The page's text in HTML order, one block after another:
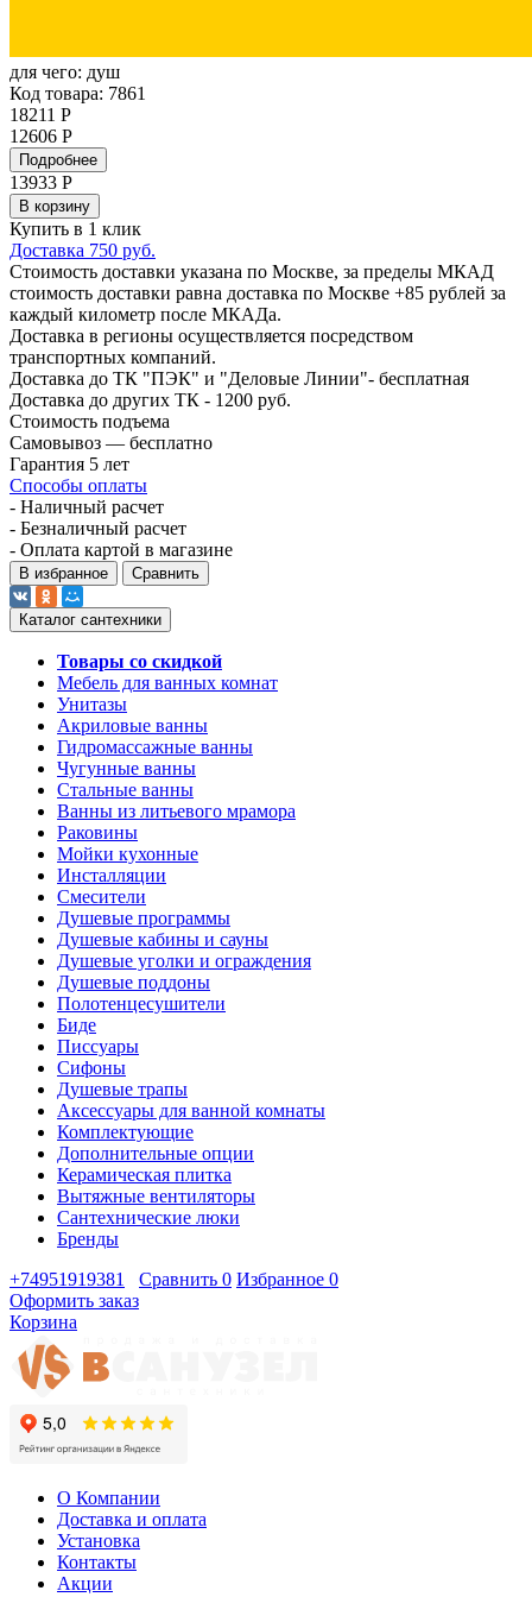
для чего: душ
Код товара: 7861
18211 Р
12606 Р
Подробнее
13933 Р
В корзину
Купить в 1 клик
Доставка 750 руб.
Стоимость доставки указана по Москве, за пределы МКАД
стоимость доставки равна доставка по Москве +85 рублей за
каждый километр после МКАДа.
Доставка в регионы осуществляется посредством
транспортных компаний.
Доставка до ТК "ПЭК" и "Деловые Линии"- бесплатная
Доставка до других ТК - 1200 руб.
Стоимость подъема
Самовывоз — бесплатно
Гарантия 5 лет
Способы оплаты
- Наличный расчет
- Безналичный расчет
- Оплата картой в магазине
В избранное Сравнить
Каталог сантехники
Товары со скидкой
Мебель для ванных комнат
Унитазы
Акриловые ванны
Гидромассажные ванны
Чугунные ванны
Стальные ванны
Ванны из литьевого мрамора
Раковины
Мойки кухонные
Инсталляции
Смесители
Душевые программы
Душевые кабины и сауны
Душевые уголки и ограждения
Душевые поддоны
Полотенцесушители
Биде
Писсуары
Сифоны
Душевые трапы
Аксессуары для ванной комнаты
Комплектующие
Дополнительные опции
Керамическая плитка
Вытяжные вентиляторы
Сантехнические люки
Бренды
+74951919381
Сравнить 0 Избранное 0
Оформить заказ
Корзина
О Компании
Доставка и оплата
Установка
Контакты
Акции